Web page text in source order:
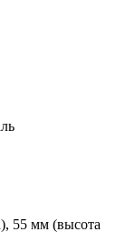
55 мм (высота